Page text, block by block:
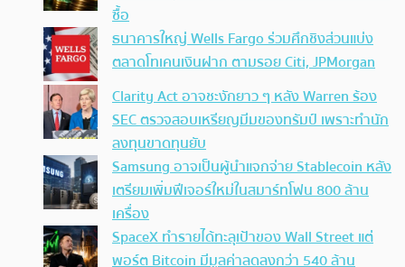
ซื้อ
ธนาคารใหญ่ Wells Fargo ร่วมศึกชิงส่วนแบ่ง
ตลาดโทเคนเงินฝาก ตามรอย Citi, JPMorgan
Clarity Act อาจชะงักยาว ๆ หลัง Warren ร้อง
SEC ตรวจสอบเหรียญมีมของทรัมป์ เพราะทำนัก
ลงทุนขาดทุนยับ
Samsung อาจเป็นผู้นำแจกจ่าย Stablecoin หลัง
เตรียมเพิ่มฟีเจอร์ใหม่ในสมาร์ทโฟน 800 ล้าน
เครื่อง
SpaceX ทำรายได้ทะลุเป้าของ Wall Street แต่
พอร์ต Bitcoin มีมูลค่าลดลงกว่า 540 ล้าน